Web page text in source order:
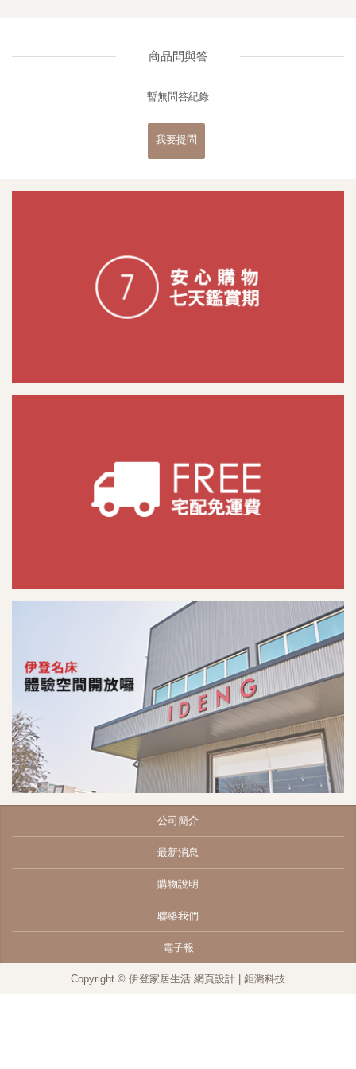
商品問與答
暫無問答紀錄
我要提問
公司簡介
最新消息
購物說明
聯絡我們
電子報
Copyright © 伊登家居生活 網頁設計 | 鉅潞科技